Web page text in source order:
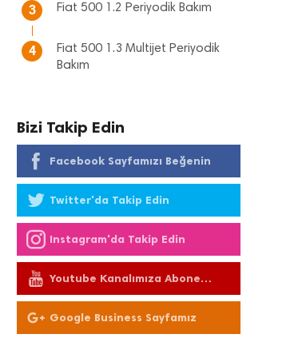
3 Fiat 500 1.2 Periyodik Bakım
4
Fiat 500 1.3 Multijet Periyodik
Bakım
Bizi Takip Edin
Facebook Sayfamızı Beğenin
Twitter'da Takip Edin
Instagram'da Takip Edin
Youtube Kanalımıza Abone
Olun
Google Business Sayfamız